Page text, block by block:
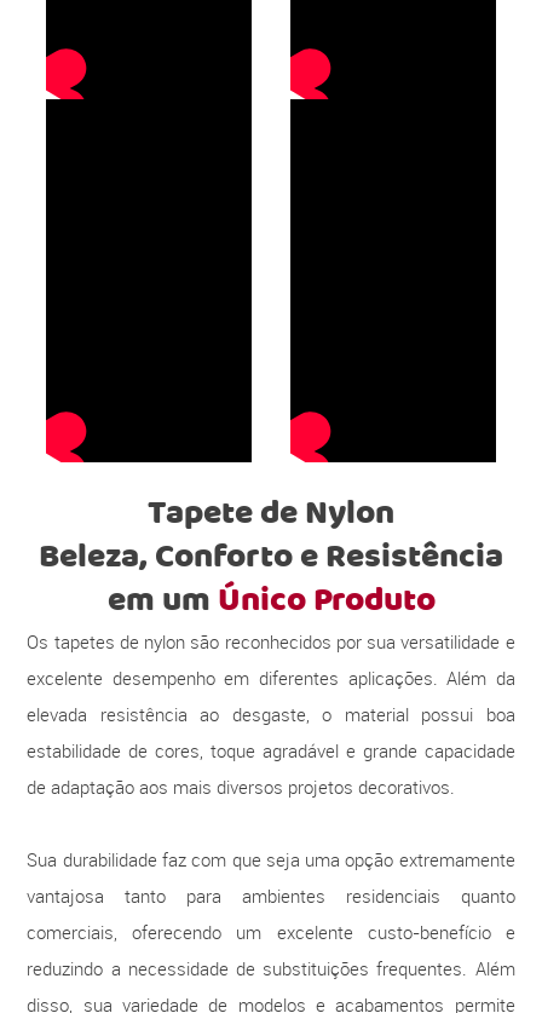
Tapete de Nylon
Beleza, Conforto e Resistência
em umÚnico Produto
Os tapetes de nylon são reconhecidos por sua versatilidade e
excelente desempenho em diferentes aplicações. Além da
elevada resistência ao desgaste, o material possui boa
estabilidade de cores, toque agradável e grande capacidade
de adaptação aos mais diversos projetos decorativos.
Sua durabilidade faz com que seja uma opção extremamente
vantajosa tanto para ambientes residenciais quanto
comerciais, oferecendo um excelente custo-benefício e
reduzindo a necessidade de substituições frequentes. Além
disso, sua variedade de modelos e acabamentos permite